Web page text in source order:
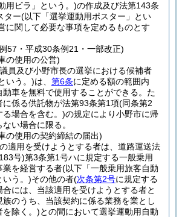
用ビラ」という。)の作成及び法第143条
ター(以下「選挙運動用ポスター」とい
に関して必要な事項を定めるものとす
57・平成30条例21・一部改正)
の使用の公営)
員及び小野市長の選挙における候補者
いう。)は、 第6条に定める額の範囲内
車を無料で使用することができる。 た
に係る供託物が法第93条第1項(同条第2
場合を含む。)の規定により小野市に帰
い場合に限る。
の使用の契約締結の届出)
適用を受けようとする者は、道路運送法
号)第3条第1号ハに規定する一般乗用
業を経営する者(以下「一般乗用旅客自動
いう。)その他の者(次条第2号に規定する
には、当該適用を受けようとする者と
のうち、当該契約に係る業務を業とし
を除く。)との間において選挙運動用自動